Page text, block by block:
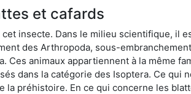
et cafards
cet insecte. Dans le milieu scientifique, il
des Arthropoda, sous-
Ces animaux appartiennent à la même
dans la catégorie des Isoptera. Ce qui
la préhistoire. En ce qui concerne les